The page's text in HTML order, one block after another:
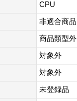
CPU
非適合商品
商品類型外
対象外
対象外
未登録品